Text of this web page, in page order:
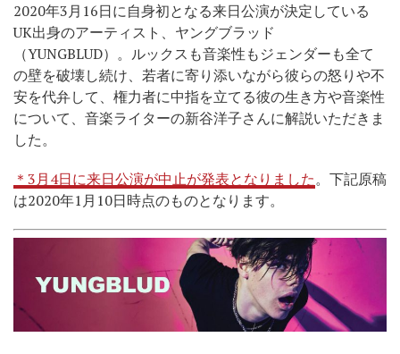
2020年3月16日に自身初となる来日公演が決定している
UK出身のアーティスト、ヤングブラッド
（YUNGBLUD）。ルックスも音楽性もジェンダーも全て
の壁を破壊し続け、若者に寄り添いながら彼らの怒りや不
安を代弁して、権力者に中指を立てる彼の生き方や音楽性
について、音楽ライターの新谷洋子さんに解説いただきま
した。
＊3月4日に来日公演が中止が発表となりました。下記原稿
は2020年1月10日時点のものとなります。